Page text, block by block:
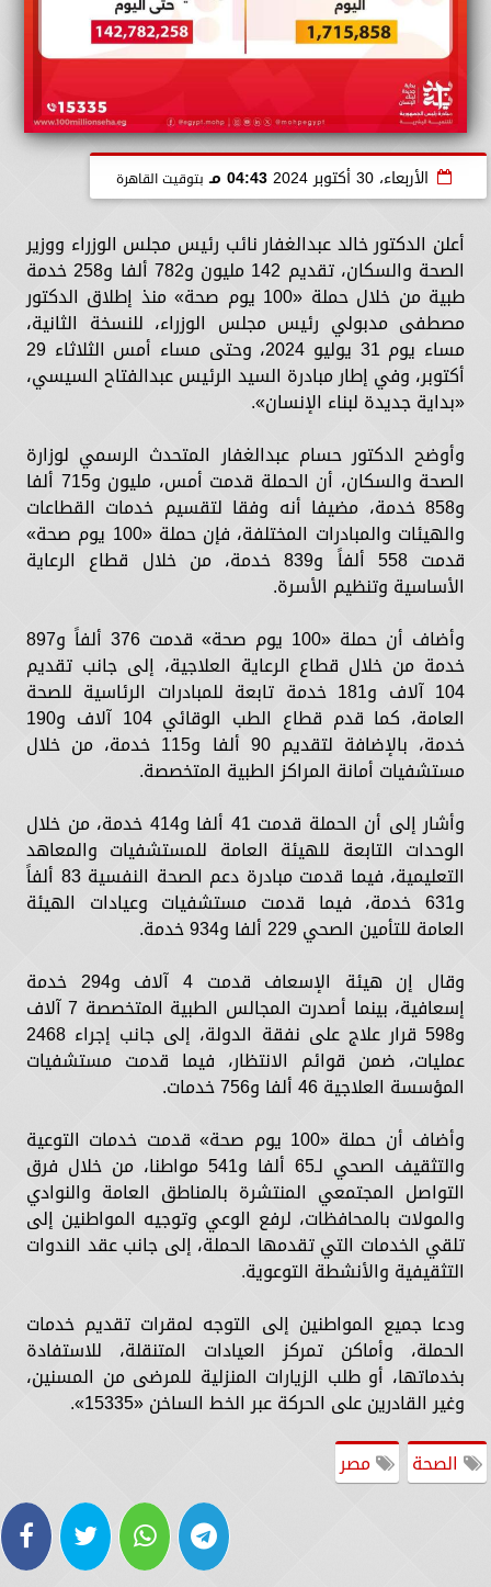
الأربعاء، 30 أكتوبر 2024 04:43 مـ بتوقيت القاهرة
أعلن الدكتور خالد عبدالغفار نائب رئيس مجلس الوزراء ووزير
الصحة والسكان، تقديم 142 مليون و782 ألفا و258 خدمة
طبية من خلال حملة «100 يوم صحة» منذ إطلاق الدكتور
مصطفى مدبولي رئيس مجلس الوزراء، للنسخة الثانية،
مساء يوم 31 يوليو 2024، وحتى مساء أمس الثلاثاء 29
أكتوبر، وفي إطار مبادرة السيد الرئيس عبدالفتاح السيسي،
«بداية جديدة لبناء الإنسان».
وأوضح الدكتور حسام عبدالغفار المتحدث الرسمي لوزارة
الصحة والسكان، أن الحملة قدمت أمس، مليون و715 ألفا
و858 خدمة، مضيفا أنه وفقا لتقسيم خدمات القطاعات
والهيئات والمبادرات المختلفة، فإن حملة «100 يوم صحة»
قدمت 558 ألفاً و839 خدمة، من خلال قطاع الرعاية
الأساسية وتنظيم الأسرة.
وأضاف أن حملة «100 يوم صحة» قدمت 376 ألفاً و897
خدمة من خلال قطاع الرعاية العلاجية، إلى جانب تقديم
104 آلاف و181 خدمة تابعة للمبادرات الرئاسية للصحة
العامة، كما قدم قطاع الطب الوقائي 104 آلاف و190
خدمة، بالإضافة لتقديم 90 ألفا و115 خدمة، من خلال
مستشفيات أمانة المراكز الطبية المتخصصة.
وأشار إلى أن الحملة قدمت 41 ألفا و414 خدمة، من خلال
الوحدات التابعة للهيئة العامة للمستشفيات والمعاهد
التعليمية، فيما قدمت مبادرة دعم الصحة النفسية 83 ألفاً
و631 خدمة، فيما قدمت مستشفيات وعيادات الهيئة
العامة للتأمين الصحي 229 ألفا و934 خدمة.
وقال إن هيئة الإسعاف قدمت 4 آلاف و294 خدمة
إسعافية، بينما أصدرت المجالس الطبية المتخصصة 7 آلاف
و598 قرار علاج على نفقة الدولة، إلى جانب إجراء 2468
عمليات، ضمن قوائم الانتظار، فيما قدمت مستشفيات
المؤسسة العلاجية 46 ألفا و756 خدمات.
وأضاف أن حملة «100 يوم صحة» قدمت خدمات التوعية
والتثقيف الصحي لـ65 ألفا و541 مواطنا، من خلال فرق
التواصل المجتمعي المنتشرة بالمناطق العامة والنوادي
والمولات بالمحافظات، لرفع الوعي وتوجيه المواطنين إلى
تلقي الخدمات التي تقدمها الحملة، إلى جانب عقد الندوات
التثقيفية والأنشطة التوعوية.
ودعا جميع المواطنين إلى التوجه لمقرات تقديم خدمات
الحملة، وأماكن تمركز العيادات المتنقلة، للاستفادة
بخدماتها، أو طلب الزيارات المنزلية للمرضى من المسنين،
وغير القادرين على الحركة عبر الخط الساخن «15335».
الصحة
مصر